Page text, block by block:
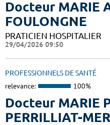
Docteur MARIE
FOULONGNE
PRATICIEN HOSPITALIER
29/04/2026 09:50
PROFESSIONNELS DE SANTÉ
relevance: 100%
Docteur MARIE
PERRILLIAT-